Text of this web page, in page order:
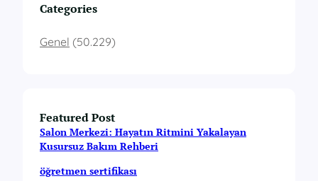
Categories
Genel (50.229)
Featured Post
Salon Merkezi: Hayatın Ritmini Yakalayan
Kusursuz Bakım Rehberi
öğretmen sertifikası